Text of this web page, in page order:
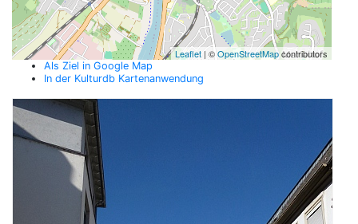
Leaflet | ©OpenStreetMapcontributors
Als Ziel in Google Map
In der Kulturdb Kartenanwendung